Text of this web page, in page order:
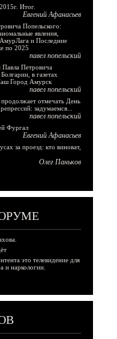
Итог.
Евгений Афанасьев
Попельского:
явления,
и Последние
по 2025
павел попельский
Петровича
в газетах
Город Амурск
павел попельский
отмечать День
задумаемся...
павел попельский
Фургал
Евгений Афанасьев
за проезд: кто виноват,
Олег Паньков
это телевидение для
и наркологии.